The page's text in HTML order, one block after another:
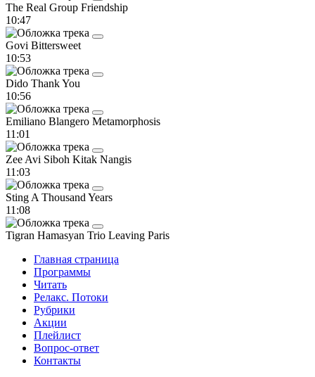
The Real Group Friendship
10:47
Govi Bittersweet
10:53
Dido Thank You
10:56
Emiliano Blangero Metamorphosis
11:01
Zee Avi Siboh Kitak Nangis
11:03
Sting A Thousand Years
11:08
Tigran Hamasyan Trio Leaving Paris
Главная страница
Программы
Читать
Релакс. Потоки
Рубрики
Акции
Плейлист
Вопрос-ответ
Контакты